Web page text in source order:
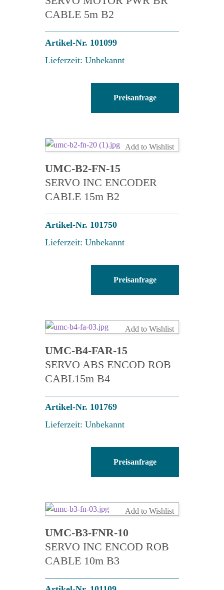
CABLE 5m B2
Artikel-Nr. 101099
Lieferzeit: Unbekannt
PB-
Menge
Preisanfrage
Add to Wishlist
UMC-B2-FN-15
SERVO INC ENCODER
CABLE 15m B2
Artikel-Nr. 101750
Lieferzeit: Unbekannt
FN-
Menge
Preisanfrage
Add to Wishlist
UMC-B4-FAR-15
SERVO ABS ENCOD ROB
CABL15m B4
Artikel-Nr. 101769
Lieferzeit: Unbekannt
FAR-
Menge
Preisanfrage
Add to Wishlist
UMC-B3-FNR-10
SERVO INC ENCOD ROB
CABLE 10m B3